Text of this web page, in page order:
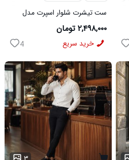
ست تیشرت شلوار اسپرت مدل
MAN مشکی
۲,۴۹۸,۰۰۰ تومان
خرید سریع 4